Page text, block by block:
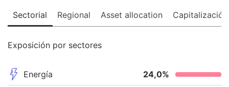
Sectorial Regional Asset allocation Capitalización
Exposición por sectores
Energía 24,0%